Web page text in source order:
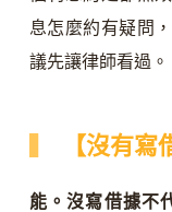
息怎麼約有疑問
議先讓律師看過。
【沒有寫
能。沒寫借據不